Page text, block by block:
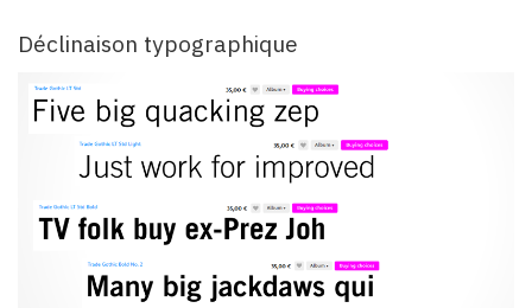
Déclinaison typographique